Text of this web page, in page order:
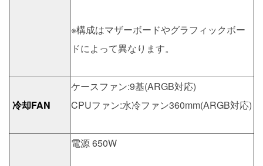
※構成はマザーボードやグラフィックボー
ドによって異なります。
冷却FAN
ケースファン:9基(ARGB対応)
CPUファン:水冷ファン360mm(ARGB対応)
電源 650W